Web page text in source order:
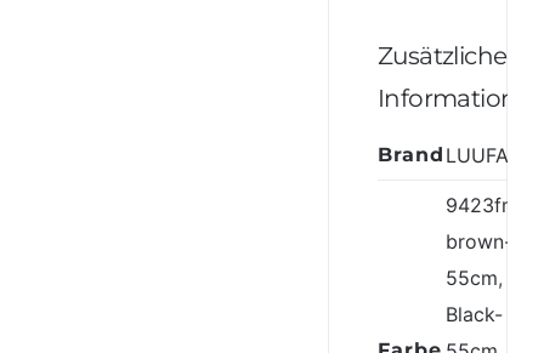
Zusätzliche
Brand LUUFAN
brown-
55cm,
Black-